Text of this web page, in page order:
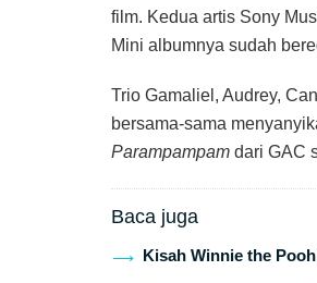
film. Kedua artis Sony
Mini albumnya sudah
Trio Gamaliel, Audrey,
bersama-sama
Parampampam dari GAC
Baca juga
Kisah Winnie the